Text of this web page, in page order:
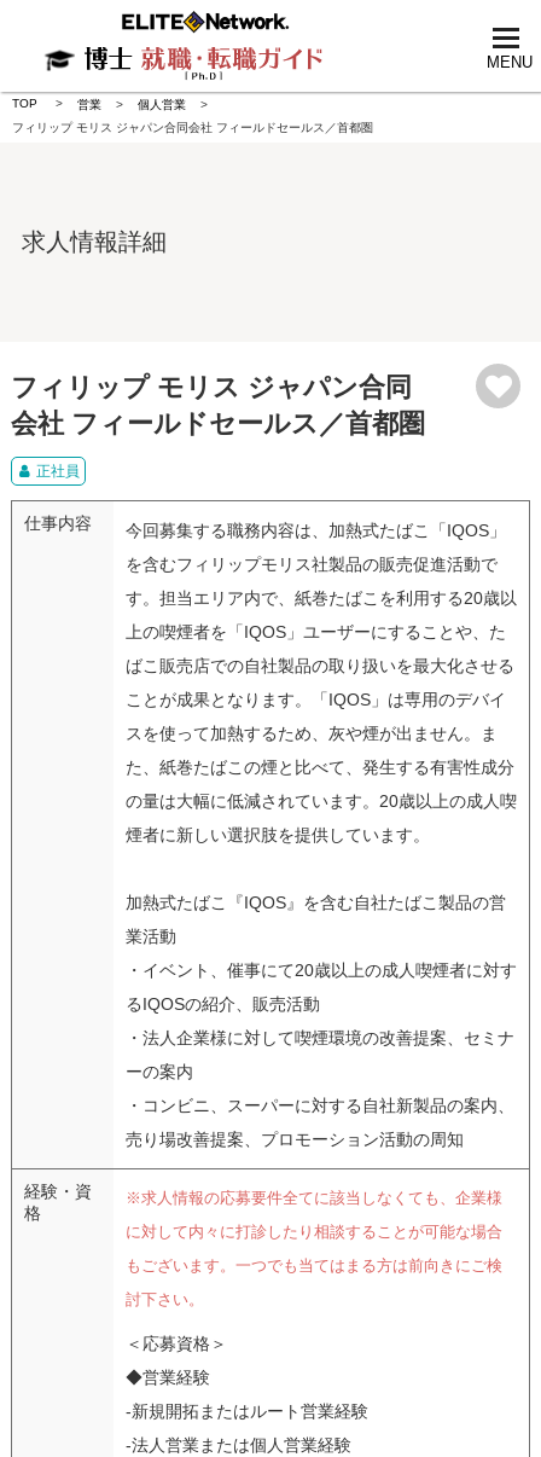
MENU
TOP 営業
個人営業
フィリップ モリス ジャパン合同会社 フィールドセールス／首都圏
求人情報詳細
フィリップ モリス ジャパン合同
会社 フィールドセールス／首都圏
正社員
仕事内容
今回募集する職務内容は、加熱式たばこ「IQOS」
を含むフィリップモリス社製品の販売促進活動で
す。担当エリア内で、紙巻たばこを利用する20歳以
上の喫煙者を「IQOS」ユーザーにすることや、た
ばこ販売店での自社製品の取り扱いを最大化させる
ことが成果となります。「IQOS」は専用のデバイ
スを使って加熱するため、灰や煙が出ません。ま
た、紙巻たばこの煙と比べて、発生する有害性成分
の量は大幅に低減されています。20歳以上の成人喫
煙者に新しい選択肢を提供しています。
加熱式たばこ『IQOS』を含む自社たばこ製品の営
業活動
・イベント、催事にて20歳以上の成人喫煙者に対す
るIQOSの紹介、販売活動
・法人企業様に対して喫煙環境の改善提案、セミナ
ーの案内
・コンビニ、スーパーに対する自社新製品の案内、
売り場改善提案、プロモーション活動の周知
経験・資
格
※求人情報の応募要件全てに該当しなくても、企業様
に対して内々に打診したり相談することが可能な場合
もございます。一つでも当てはまる方は前向きにご検
討下さい。
＜応募資格＞
◆営業経験
-新規開拓またはルート営業経験
-法人営業または個人営業経験